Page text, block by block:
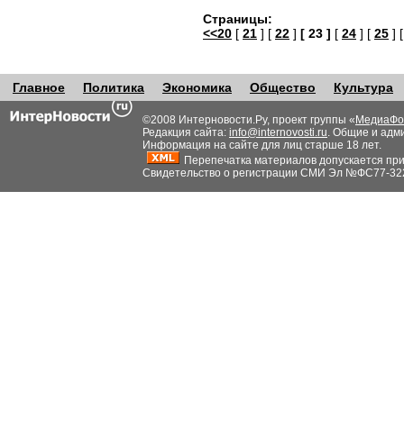
Страницы:
<<20 [ 21 ] [ 22 ] [ 23 ] [ 24 ] [ 25 ]
Главное Политика Экономика Общество Культура
©2008 Интерновости.Ру, проект группы «
Редакция сайта: info@internovosti.ru. Общие и
Информация на сайте для лиц старше 18 лет.
Перепечатка материалов допускается
Свидетельство о регистрации СМИ Эл №ФС77-